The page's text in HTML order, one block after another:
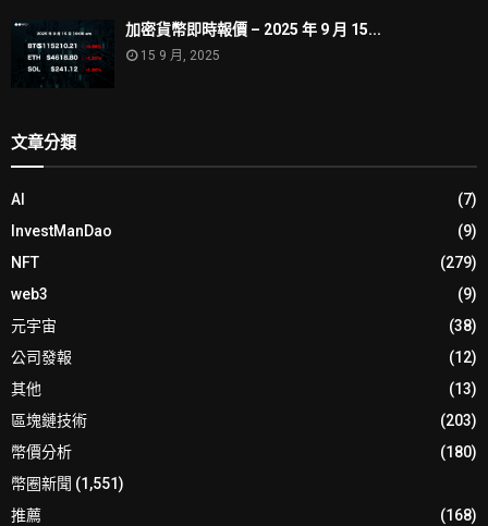
加密貨幣即時報價 – 2025 年 9 月 15...
15 9 月, 2025
文章分類
AI
(7)
InvestManDao
(9)
NFT
(279)
web3
(9)
元宇宙
(38)
公司發報
(12)
其他
(13)
區塊鏈技術
(203)
幣價分析
(180)
幣圈新聞 (1,551)
推薦
(168)